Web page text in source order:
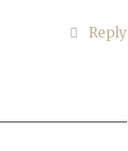
Reply